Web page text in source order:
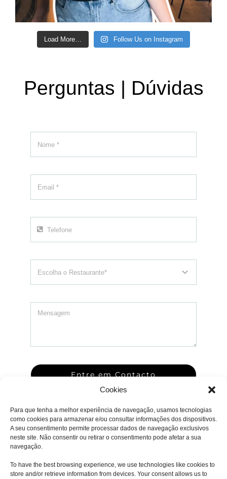
Cookies
Para que tenha a melhor experiência de navegação, usamos tecnologias
como cookies para armazenar e/ou consultar informações dos dispositivos.
A seu consentimento permite processar dados de navegação exclusivos
neste site. Não consentir ou retirar o consentimento pode afetar a sua
navegação.
To have the best browsing experience, we use technologies like cookies to
store and/or retrieve information from devices. Your consent allows us to
Load More… Follow Us on Instagram
Perguntas | Dúvidas
Entre em Contacto